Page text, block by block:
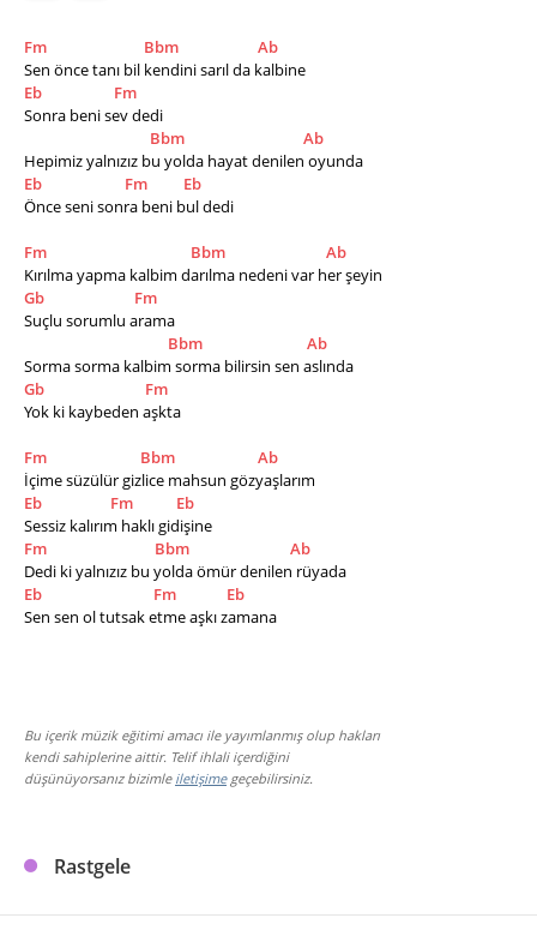
Fm Bbm
Ab
Sen önce tanı bil kendini sarıl da kalbine
Eb
Fm
Sonra beni sev dedi
Bbm
Ab
Hepimiz yalnızız bu yolda hayat denilen oyunda
Eb
Fm
Eb
Önce seni sonra beni bul dedi
Fm Bbm
Ab
Kırılma yapma kalbim darılma nedeni var her şeyin
Gb
Fm
Suçlu sorumlu arama
Bbm
Ab
Sorma sorma kalbim sorma bilirsin sen aslında
Gb
Fm
Yok ki kaybeden aşkta
Fm Bbm
Ab
İçime süzülür gizlice mahsun gözyaşlarım
Eb
Fm
Eb
Sessiz kalırım haklı gidişine
Fm
Bbm
Ab
Dedi ki yalnızız bu yolda ömür denilen rüyada
Eb
Fm
Eb
Sen sen ol tutsak etme aşkı zamana
Bu içerik müzik eğitimi amacı ile yayımlanmış olup hakları
kendi sahiplerine aittir. Telif ihlali içerdiğini
düşünüyorsanız bizimle iletişimegeçebilirsiniz.
Rastgele